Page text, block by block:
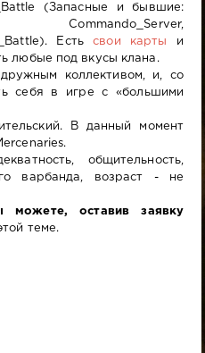
(Запасные и бывшие:
Commando_Server,
Естьсвои карты и
любые под вкусы клана.
коллективом, и, со
себя в игре с «большими
В данный момент
общительность,
варбанда, возраст - не
можете, оставив заявку
теме.